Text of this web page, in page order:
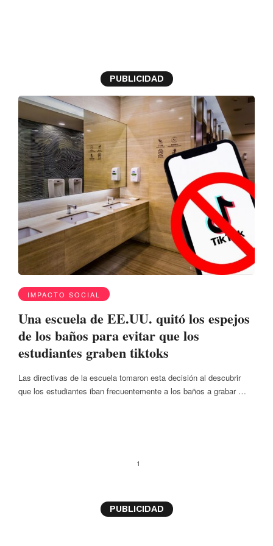
PUBLICIDAD
IMPACTO SOCIAL
Una escuela de EE.UU. quitó los espejos
de los baños para evitar que los
estudiantes graben tiktoks
Las directivas de la escuela tomaron esta decisión al descubrir
que los estudiantes iban frecuentemente a los baños a grabar …
1
PUBLICIDAD